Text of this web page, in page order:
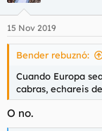
e
s
15 Nov 2019
Bender rebuznó:
Cuando Europa
cabras, echareis
O no.